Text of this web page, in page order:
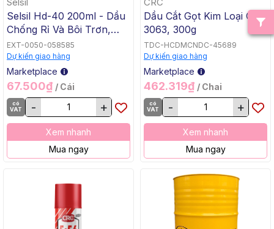
Selsil Hd-40 200ml - Dầu
Chống Rỉ Và Bôi Trơn,
200ml, 36 Chai/Thùng
EXT-0050-058585
Dự kiến giao hàng
Marketplace
67.500₫ / Cái
có
VAT
- +
Xem nhanh
Mua ngay
Dầu Cắt Gọt Kim Loại CRC
3063, 300g
TDC-HCDMCNDC-45689
Dự kiến giao hàng
Marketplace
462.319₫ / Chai
có
VAT
- +
Xem nhanh
Mua ngay